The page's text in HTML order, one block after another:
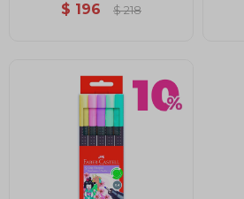
$ 196 $ 218